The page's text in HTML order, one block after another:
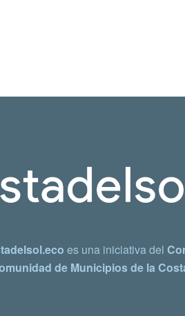
es una iniciativa del
de Municipios de la